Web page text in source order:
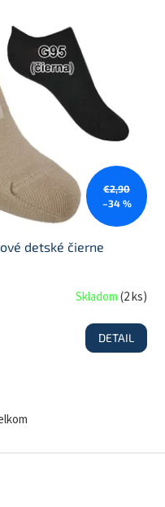
€2,90
–34 %
detské čierne
Skladom(2 ks)
DETAIL